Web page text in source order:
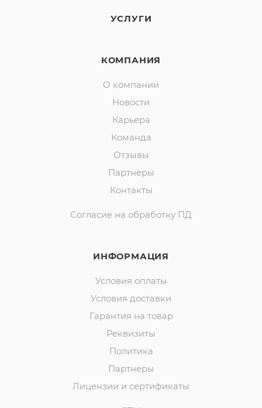
УСЛУГИ
КОМПАНИЯ
О компании
Новости
Карьера
Команда
Отзывы
Партнеры
Контакты
Согласие на обработку ПД
ИНФОРМАЦИЯ
Условия оплаты
Условия доставки
Гарантия на товар
Реквизиты
Политика
Партнеры
Лицензии и сертификаты